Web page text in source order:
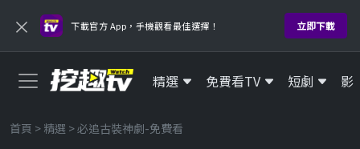
× 下載官方 App，手機觀看最佳選擇！ 立即下載
精選 免費看TV 短劇 影
首頁 > 精選 > 必追古裝神劇-免費看